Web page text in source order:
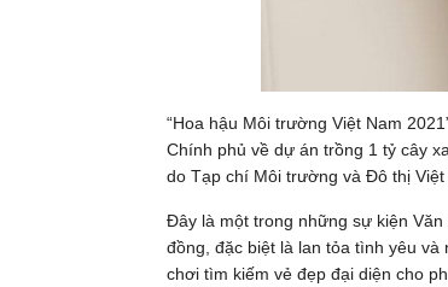
“Hoa hậu Môi trường Việt Nam
Chính phủ về dự án trồng 1 tỷ cây
do Tạp chí Môi trường và Đô thị
Đây là một trong những sự kiện
đồng, đặc biệt là lan tỏa tình yêu
chơi tìm kiếm vẻ đẹp đại diện cho